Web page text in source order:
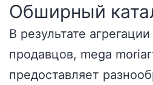
Обширный
В результате
продавцов, mega
предоставляет